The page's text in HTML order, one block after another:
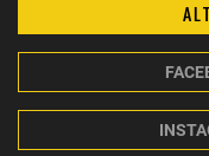
(optional)